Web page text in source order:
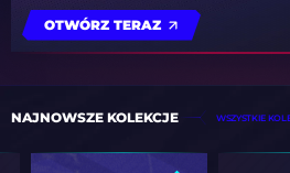
OTWÓRZ TERAZ
NAJNOWSZE KOLEKCJE WSZYSTKIE